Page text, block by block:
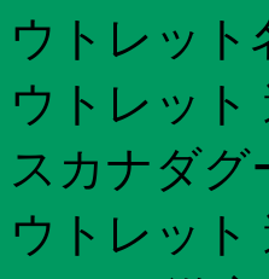
ウトレット
ウトレット
スカナダグ
ウトレット